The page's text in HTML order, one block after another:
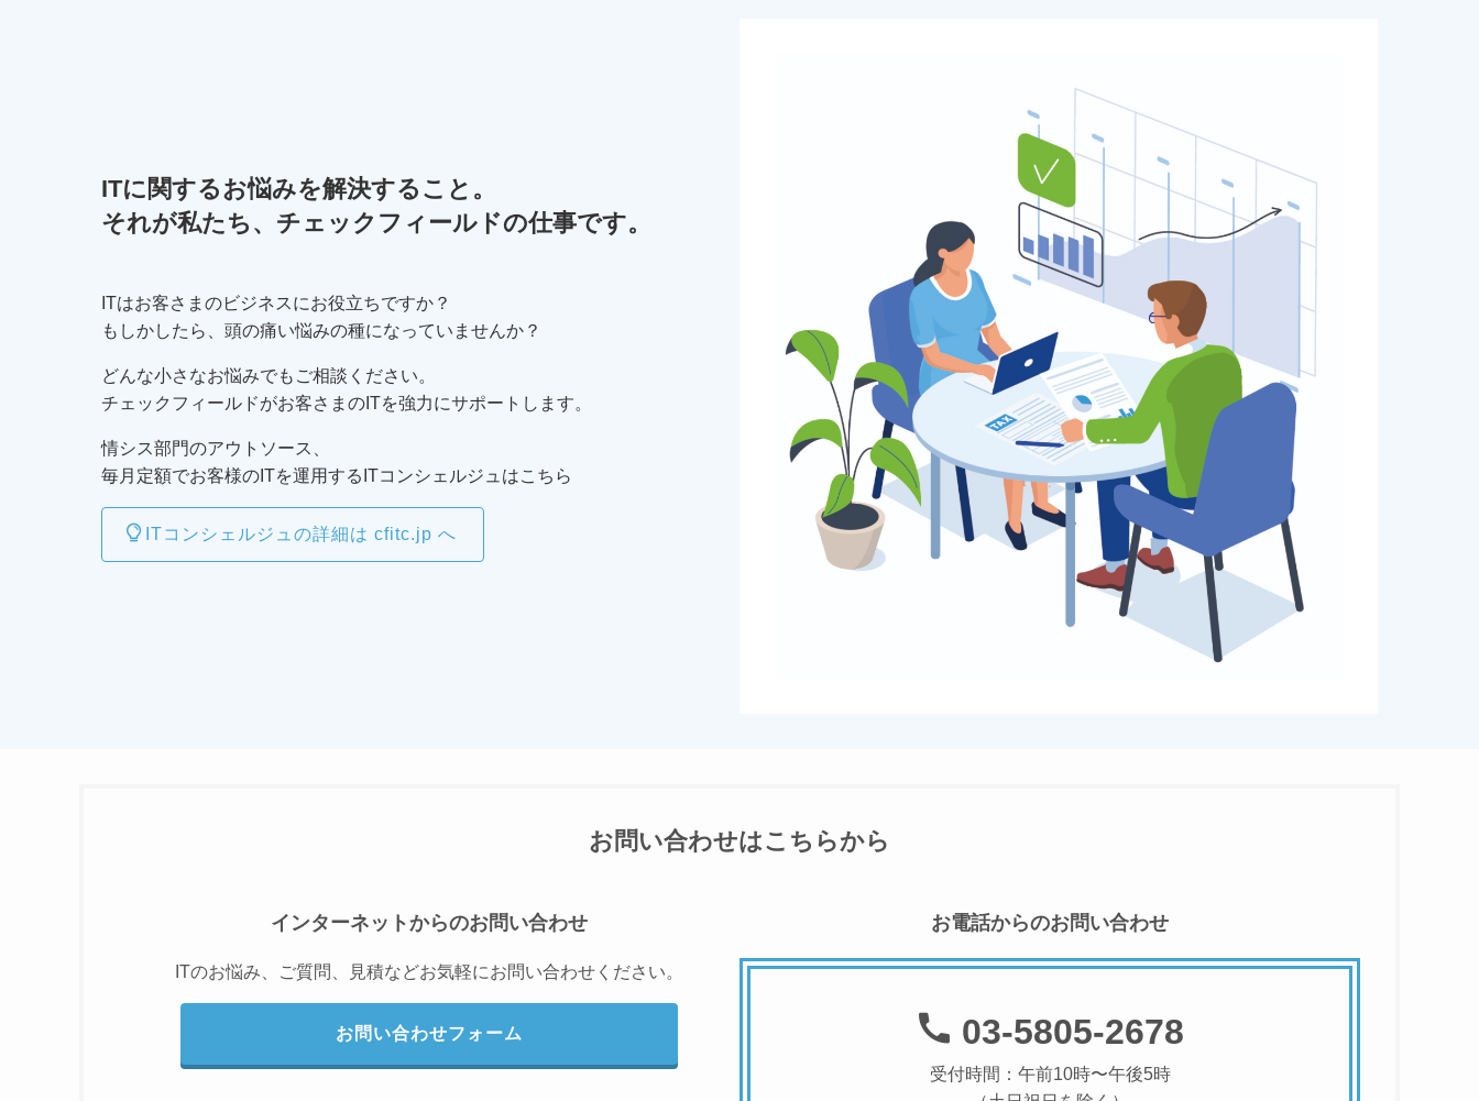
ITに関するお悩みを解決すること。
それが私たち、チェックフィールドの仕事です。
ITはお客さまのビジネスにお役立ちですか？
もしかしたら、頭の痛い悩みの種になっていませんか？
どんな小さなお悩みでもご相談ください。
チェックフィールドがお客さまのITを強力にサポートします。
情シス部門のアウトソース、
毎月定額でお客様のITを運用するITコンシェルジュはこちら
ITコンシェルジュの詳細は cfitc.jp へ
お問い合わせはこちらから
インターネットからのお問い合わせ
ITのお悩み、ご質問、見積などお気軽にお問い合わせください。
お問い合わせフォーム
お電話からのお問い合わせ
03-5805-2678
受付時間：午前10時〜午後5時